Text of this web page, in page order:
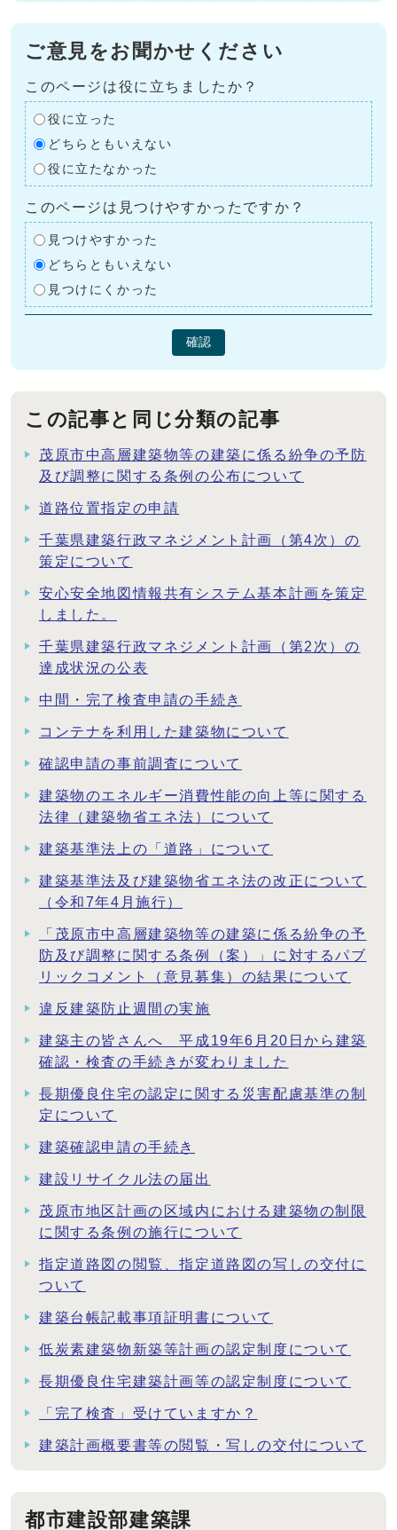
ご意見をお聞かせください
このページは役に立ちましたか？
役に立った
どちらともいえない
役に立たなかった
このページは見つけやすかったですか？
見つけやすかった
どちらともいえない
見つけにくかった
確認
この記事と同じ分類の記事
茂原市中高層建築物等の建築に係る紛争の予防
及び調整に関する条例の公布について
道路位置指定の申請
千葉県建築行政マネジメント計画（第4次）の
策定について
安心安全地図情報共有システム基本計画を策定
しました。
千葉県建築行政マネジメント計画（第2次）の
達成状況の公表
中間・完了検査申請の手続き
コンテナを利用した建築物について
確認申請の事前調査について
建築物のエネルギー消費性能の向上等に関する
法律（建築物省エネ法）について
建築基準法上の「道路」について
建築基準法及び建築物省エネ法の改正について
（令和7年4月施行）
「茂原市中高層建築物等の建築に係る紛争の予
防及び調整に関する条例（案）」に対するパブ
リックコメント（意見募集）の結果について
違反建築防止週間の実施
建築主の皆さんへ 平成19年6月20日から建築
確認・検査の手続きが変わりました
長期優良住宅の認定に関する災害配慮基準の制
定について
建築確認申請の手続き
建設リサイクル法の届出
茂原市地区計画の区域内における建築物の制限
に関する条例の施行について
指定道路図の閲覧、指定道路図の写しの交付に
ついて
建築台帳記載事項証明書について
低炭素建築物新築等計画の認定制度について
長期優良住宅建築計画等の認定制度について
「完了検査」受けていますか？
建築計画概要書等の閲覧・写しの交付について
都市建設部建築課